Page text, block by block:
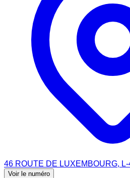
46 ROUTE DE LUXEMBOURG,
Voir le numéro